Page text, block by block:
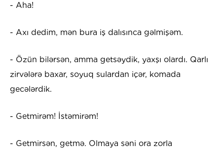
- Aha!
- Axı dedim, mən bura iş dalısınca gəlmişəm.
- Özün bilərsən, amma getsəydik, yaxşı olardı. Qarlı
zirvələrə baxar, soyuq sulardan içər, komada
gecələrdik.
- Getmirəm! İstəmirəm!
- Getmirsən, getmə. Olmaya səni ora zorla